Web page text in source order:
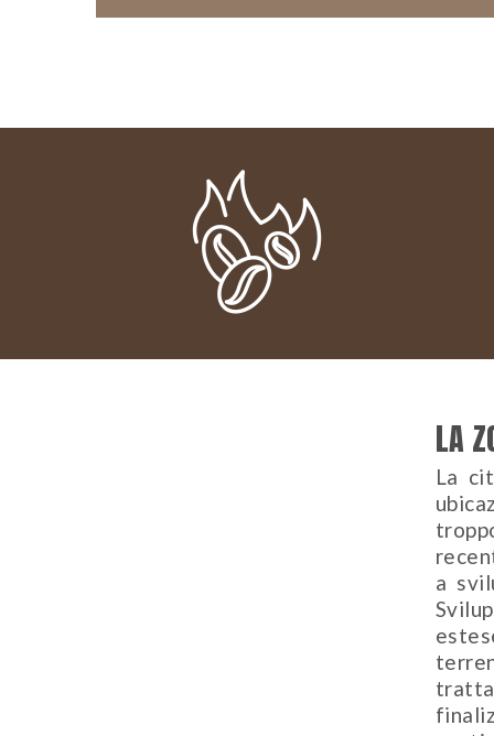
LA
La
a